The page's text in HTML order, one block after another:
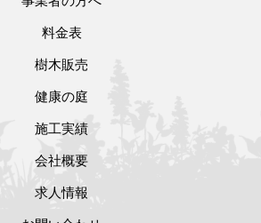
料金表
樹木販売
健康の庭
施工実績
会社概要
求人情報